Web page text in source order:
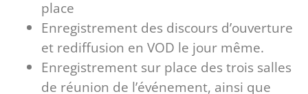
place
Enregistrement des discours d’ouverture
et rediffusion en VOD le jour même.
Enregistrement sur place des trois salles
de réunion de l’événement, ainsi que